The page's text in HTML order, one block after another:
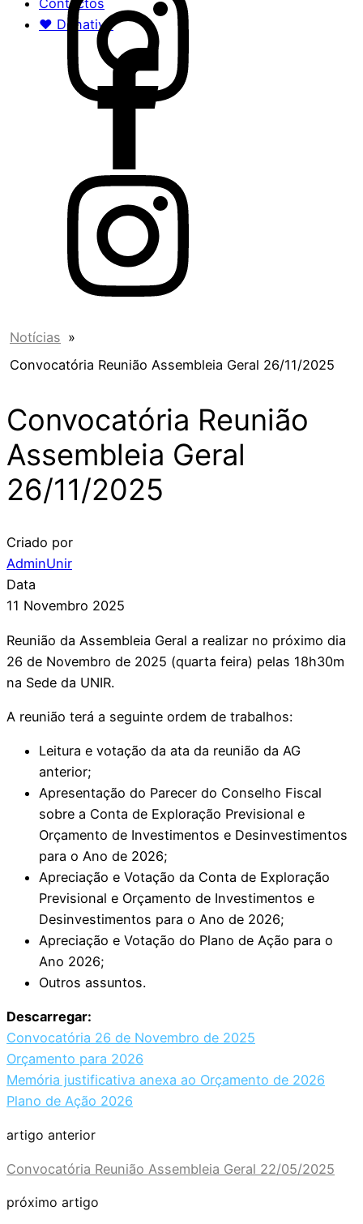
♥ Donativo
Notícias »
Convocatória Reunião Assembleia Geral 26/11/2025
Convocatória Reunião
Assembleia Geral
26/11/2025
Criado por
AdminUnir
Data
11 Novembro 2025
Reunião da Assembleia Geral a realizar no próximo dia
26 de Novembro de 2025 (quarta feira) pelas 18h30m
na Sede da UNIR.
A reunião terá a seguinte ordem de trabalhos:
Leitura e votação da ata da reunião da AG
anterior;
Apresentação do Parecer do Conselho Fiscal
sobre a Conta de Exploração Previsional e
Orçamento de Investimentos e Desinvestimentos
para o Ano de 2026;
Apreciação e Votação da Conta de Exploração
Previsional e Orçamento de Investimentos e
Desinvestimentos para o Ano de 2026;
Apreciação e Votação do Plano de Ação para o
Ano 2026;
Outros assuntos.
Descarregar:
Convocatória 26 de Novembro de 2025
Orçamento para 2026
Memória justificativa anexa ao Orçamento de 2026
Plano de Ação 2026
artigo anterior
Convocatória Reunião Assembleia Geral 22/05/2025
próximo artigo